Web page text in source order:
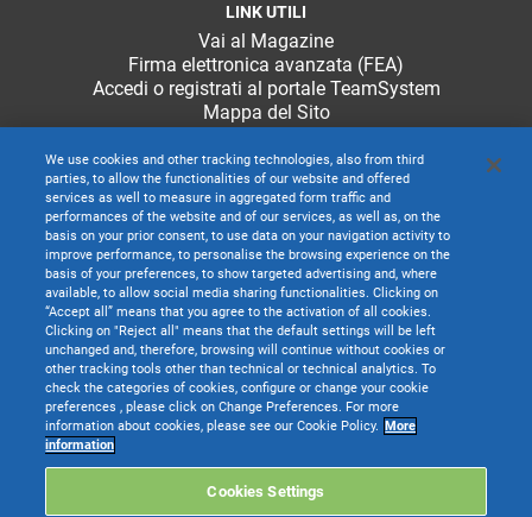
LINK UTILI
Vai al Magazine
Firma elettronica avanzata (FEA)
Accedi o registrati al portale TeamSystem
Mappa del Sito
TeamSystem S.p.A. società con socio unico soggetta all’attività di direzione e
coordinamento di TeamSystem Holdco S.p.A. - Cap. Soc. € 24.000.000 I.v. -
C.C.I.A.A. delle Marche - P.I. 01035310414
We use cookies and other tracking technologies, also from third
parties, to allow the functionalities of our website and offered
services as well to measure in aggregated form traffic and
performances of the website and of our services, as well as, on the
basis on your prior consent, to use data on your navigation activity to
improve performance, to personalise the browsing experience on the
basis of your preferences, to show targeted advertising and, where
available, to allow social media sharing functionalities. Clicking on
“Accept all” means that you agree to the activation of all cookies.
Clicking on "Reject all" means that the default settings will be left
unchanged and, therefore, browsing will continue without cookies or
other tracking tools other than technical or technical analytics. To
check the categories of cookies, configure or change your cookie
preferences , please click on Change Preferences. For more
information about cookies, please see our Cookie Policy. More
information
Cookies Settings